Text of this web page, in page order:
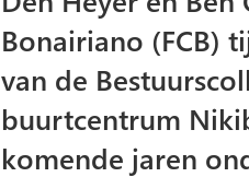
Bonairiano (FCB)
van de
buurtcentrum
komende jaren